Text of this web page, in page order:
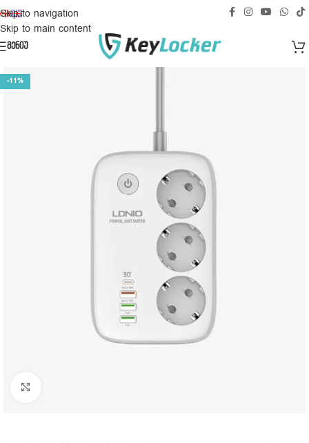
Skip to navigation
Skip to main content
უფასო მიწოდება საქართველოს ტერიტორიაზე!
ᲛᲔᲜᲘᲣ
-11%